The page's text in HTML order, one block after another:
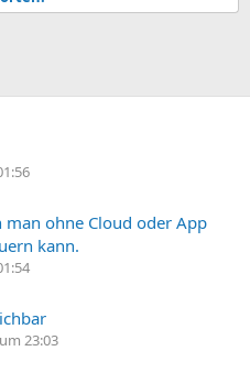
man ohne Cloud oder App
kann.
23:03